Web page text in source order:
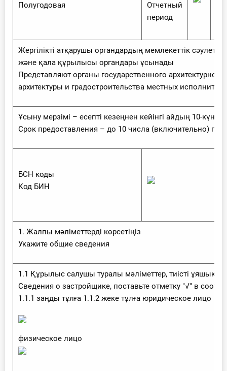
Полугодовая
Отчетный
период
Жергілікті атқарушы органдардың мемлекеттік сәулет-
және қала құрылысы органдары ұсынады
Представляют органы государственного архитектурно-
архитектуры и градостроительства местных
Ұсыну мерзімі – есепті кезеңнен кейінгі айдың 10-
Срок предоставления – до 10 числа (включительно)
БСН коды
Код БИН
1. Жалпы мәліметтерді көрсетіңіз
Укажите общие сведения
1.1 Құрылыс салушы туралы мәліметтер, тиісті ұяшыққа
Сведения о застройщике, поставьте отметку "√" в
1.1.1 заңды тұлға 1.1.2 жеке тұлға юридическое лицо
физическое лицо